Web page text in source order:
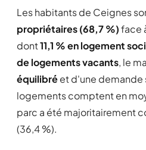
Les habitants de Ceignes
propriétaires (68,7 %)face
dont11,1 % en logement
de logements vacants, le
équilibréet d'une demande
logements comptent en
parc a été majoritairement
(36,4 %).